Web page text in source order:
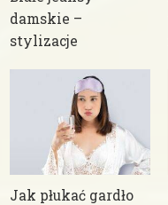
damskie –
stylizacje
Jak płukać gardło